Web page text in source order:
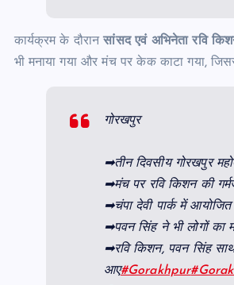
कार्यक्रम के दौरानसांसद एवं अभिनेता रवि
भी मनाया गया और मंच पर केक काटा गया,
गोरखपुर
➡तीन दिवसीय गोरखपुर
➡मंच पर रवि किशन की
➡चंपा देवी पार्क में आयोजित
➡पवन सिंह ने भी लोगों का
➡रवि किशन, पवन सिंह
आए#Gorakhpur